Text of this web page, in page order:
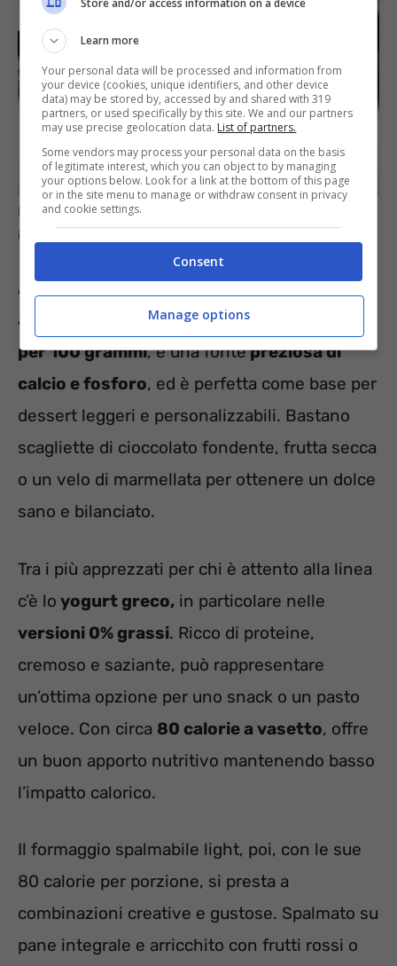
I latticini che soddisfano il palato senza appesantire –
informazioneoggi.it
Anche laricottaè un alimento versatile e
amico della silhouette. Con sole
per 100 grammi, è una fontepreziosa di
calcio e fosforo, ed è perfetta come base per
dessert leggeri e personalizzabili. Bastano
scagliette di cioccolato fondente, frutta secca
o un velo di marmellata per ottenere un dolce
sano e bilanciato.
Tra i più apprezzati per chi è attento alla linea
c’è lo yogurt greco, in particolare nelle
versioni 0% grassi. Ricco di proteine,
cremoso e saziante, può rappresentare
un’ottima opzione per uno snack o un pasto
veloce. Con circa 80 calorie a vasetto, offre
un buon apporto nutritivo mantenendo basso
l’impatto calorico.
Il formaggio spalmabile light, poi, con le sue
80 calorie per porzione, si presta a
combinazioni creative e gustose. Spalmato su
pane integrale e arricchito con frutti rossi o
Store and/or access information on a device
Learn more
Your personal data will be processed and information from
your device (cookies, unique identifiers, and other device
data) may be stored by, accessed by and shared with 319
partners, or used specifically by this site. We and our partners
may use precise geolocation data. List of partners.
Some vendors may process your personal data on the basis
of legitimate interest, which you can object to by managing
your options below. Look for a link at the bottom of this page
or in the site menu to manage or withdraw consent in privacy
and cookie settings.
Consent
Manage options